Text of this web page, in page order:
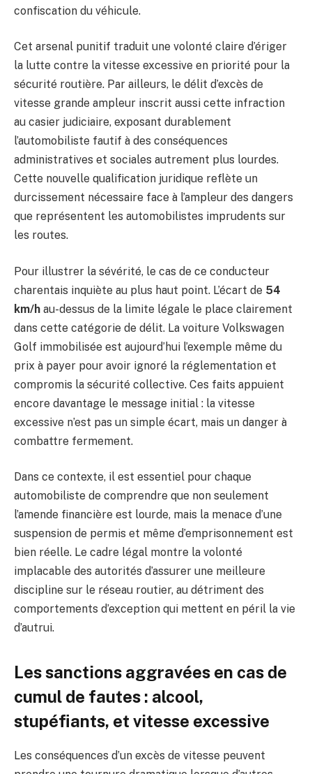
confiscation du véhicule.
Cet arsenal punitif traduit une volonté claire d’ériger
la lutte contre la vitesse excessive en priorité pour la
sécurité routière. Par ailleurs, le délit d’excès de
vitesse grande ampleur inscrit aussi cette infraction
au casier judiciaire, exposant durablement
l’automobiliste fautif à des conséquences
administratives et sociales autrement plus lourdes.
Cette nouvelle qualification juridique reflète un
durcissement nécessaire face à l’ampleur des dangers
que représentent les automobilistes imprudents sur
les routes.
Pour illustrer la sévérité, le cas de ce conducteur
charentais inquiète au plus haut point. L’écart de 54
km/h au-dessus de la limite légale le place clairement
dans cette catégorie de délit. La voiture Volkswagen
Golf immobilisée est aujourd’hui l’exemple même du
prix à payer pour avoir ignoré la réglementation et
compromis la sécurité collective. Ces faits appuient
encore davantage le message initial : la vitesse
excessive n’est pas un simple écart, mais un danger à
combattre fermement.
Dans ce contexte, il est essentiel pour chaque
automobiliste de comprendre que non seulement
l’amende financière est lourde, mais la menace d’une
suspension de permis et même d’emprisonnement est
bien réelle. Le cadre légal montre la volonté
implacable des autorités d’assurer une meilleure
discipline sur le réseau routier, au détriment des
comportements d’exception qui mettent en péril la vie
d’autrui.
Les sanctions aggravées en cas de
cumul de fautes : alcool,
stupéfiants, et vitesse excessive
Les conséquences d’un excès de vitesse peuvent